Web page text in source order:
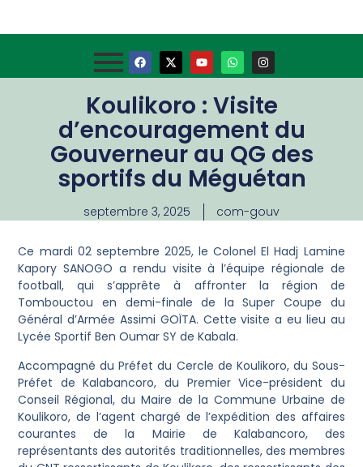
Koulikoro : Visite
d’encouragement du
Gouverneur au QG des
sportifs du Méguétan
septembre 3, 2025 com-gouv
Ce mardi 02 septembre 2025, le Colonel El Hadj Lamine
Kapory SANOGO a rendu visite à l’équipe régionale de
football, qui s’apprête à affronter la région de
Tombouctou en demi-finale de la Super Coupe du
Général d’Armée Assimi GOÏTA. Cette visite a eu lieu au
Lycée Sportif Ben Oumar SY de Kabala.
Accompagné du Préfet du Cercle de Koulikoro, du Sous-
Préfet de Kalabancoro, du Premier Vice-président du
Conseil Régional, du Maire de la Commune Urbaine de
Koulikoro, de l’agent chargé de l’expédition des affaires
courantes de la Mairie de Kalabancoro, des
représentants des autorités traditionnelles, des membres